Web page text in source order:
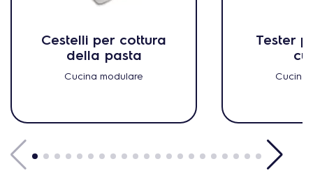
Cestelli per cottura
della pasta
Cucina modulare
Tester
Cucina